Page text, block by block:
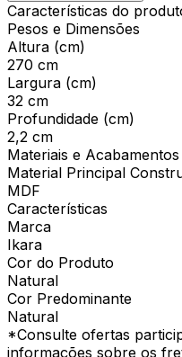
Características do
Pesos e Dimensões
Altura (cm)
270 cm
Largura (cm)
32 cm
Profundidade (cm)
2,2 cm
Materiais e Acabamentos
Material Principal
MDF
Características
Marca
Ikara
Cor do Produto
Natural
Cor Predominante
Natural
*Consulte ofertas
informações sobre os